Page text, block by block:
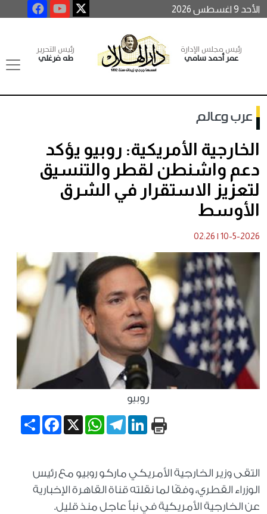
الأحد 9 اغسطس 2026
رئيس مجلس الإدارة
عمر أحمد سامي
رئيس التحرير
طه فرغلي
عرب وعالم
الخارجية الأمريكية: روبيو يؤكد
دعم واشنطن لقطر والتنسيق
لتعزيز الاستقرار في الشرق
الأوسط
10-5-2026
|
02:26
روبيو
Share
Facebook X
WhatsApp
TelegramLinkedIn
التقى وزير الخارجية الأمريكي ماركو روبيو مع رئيس
الوزراء القطري، وفقًا لما نقلته قناة القاهرة الإخبارية
عن الخارجية الأمريكية في نبأ عاجل منذ قليل.